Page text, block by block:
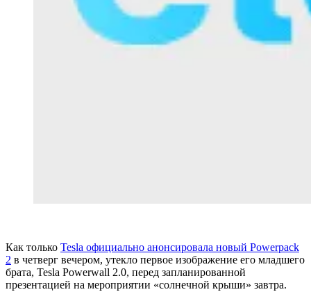
Как только Tesla официально анонсировала новый Powerpack
2 в четверг вечером, утекло первое изображение его младшего
брата, Tesla Powerwall 2.0, перед запланированной
презентацией на мероприятии «солнечной крыши» завтра.